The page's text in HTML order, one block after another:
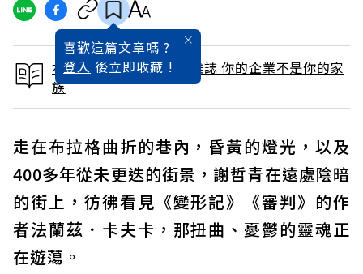
喜歡這篇文章嗎 ?
登入 後立即收藏 !
本文出自 2021 / 2月號雜誌 你的企業不是你的家
族
走在布拉格曲折的巷內，昏黃的燈光，以及
400多年從未更迭的街景，謝哲青在遠處陰暗
的街上，彷彿看見《變形記》《審判》的作
者法蘭茲．卡夫卡，那扭曲、憂鬱的靈魂正
在遊蕩。